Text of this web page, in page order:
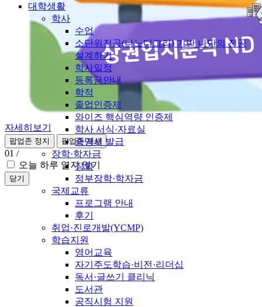
자세히보기
팝업존 정지 팝업존 재생
01 /
오늘 하루 열지 않기
닫기
대학생활
학사
수업
소단위전공(나노디그리) 기반 나만의 전공
설계하기
학사일정
등록금안내
학적
졸업인증제
와이즈 핵심역량 인증제
학사 서식·자료실
증명서 발급
장학·학자금
장학
정부장학·학자금
국제교류
프로그램 안내
후기
취업·진로개발(YCMP)
학습지원
영어교육
자기주도학습·비전·리더십
독서·글쓰기 클리닉
도서관
공직시험 지원